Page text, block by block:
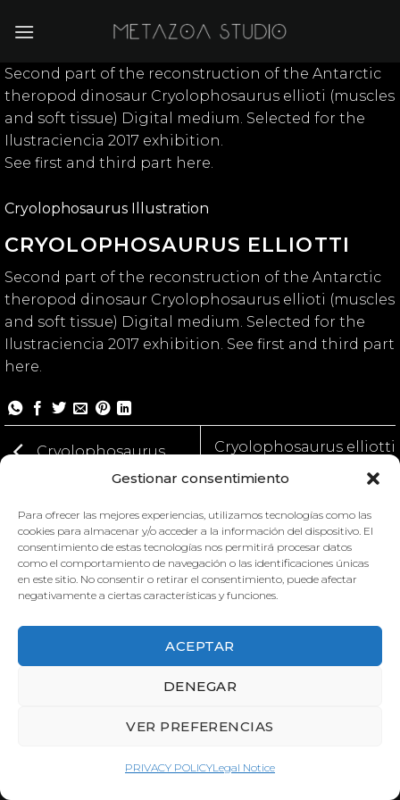
Gestionar consentimiento
Para ofrecer las mejores experiencias, utilizamos tecnologías como las
cookies para almacenar y/o acceder a la información del dispositivo. El
consentimiento de estas tecnologías nos permitirá procesar datos
como el comportamiento de navegación o las identificaciones únicas
en este sitio. No consentir o retirar el consentimiento, puede afectar
negativamente a ciertas características y funciones.
ACEPTAR
DENEGAR
VER PREFERENCIAS
PRIVACY POLICYLegal Notice
Cryolophosaurus Illustration
CRYOLOPHOSAURUS ELLIOTTI
Second part of the reconstruction of the Antarctic
theropod dinosaur Cryolophosaurus ellioti (muscles
and soft tissue) Digital medium. Selected for the
Ilustraciencia 2017 exhibition. See first and third part
here.
Second part of the reconstruction of the Antarctic
theropod dinosaur Cryolophosaurus ellioti (muscles
and soft tissue) Digital medium. Selected for the
Ilustraciencia 2017 exhibition.
See first and third part here.
Cryolophosaurus
Cryolophosaurus elliotti